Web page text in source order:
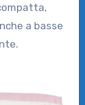
a basse